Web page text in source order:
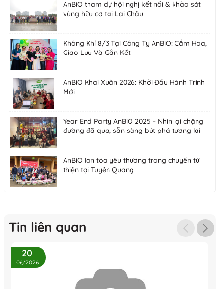
AnBiO tham dự hội nghị kết nối & khảo sát
vùng hữu cơ tại Lai Châu
Không Khí 8/3 Tại Công Ty AnBiO: Cắm Hoa,
Giao Lưu Và Gắn Kết
AnBiO Khai Xuân 2026: Khởi Đầu Hành Trình
Mới
Year End Party AnBiO 2025 – Nhìn lại chặng
đường đã qua, sẵn sàng bứt phá tương lai
AnBiO lan tỏa yêu thương trong chuyến từ
thiện tại Tuyên Quang
Tin liên quan
20
06/2026